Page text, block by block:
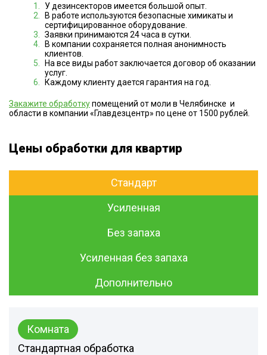
У дезинсекторов имеется большой опыт.
В работе используются безопасные химикаты и
сертифицированное оборудование.
Заявки принимаются 24 часа в сутки.
В компании сохраняется полная анонимность
клиентов.
На все виды работ заключается договор об оказании
услуг.
Каждому клиенту дается гарантия на год.
Закажите обработкупомещений от моли в Челябинске и
области в компании «Главдезцентр» по цене от 1500 рублей.
Цены обработки для квартир
Стандарт
Усиленная
Без запаха
Усиленная без запаха
Дополнительно
Комната
Стандартная обработка